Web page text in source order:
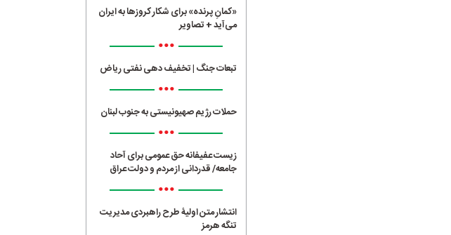
«کمانِ پرنده» برای شکار کروزها به ایران
می‌آید + تصاویر
•••
تبعات جنگ | تخفیف دهی نفتی ریاض
•••
حملات رژیم صهیونیستی به جنوب لبنان
•••
زیست عفیفانه حق عمومی برای آحاد
جامعه/ قدردانی از مردم و دولت عراق
•••
انتشار متن اولیۀ طرح راهبردی مدیریت
تنگه هرمز